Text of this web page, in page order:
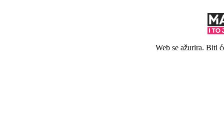
Web se ažurira. Biti